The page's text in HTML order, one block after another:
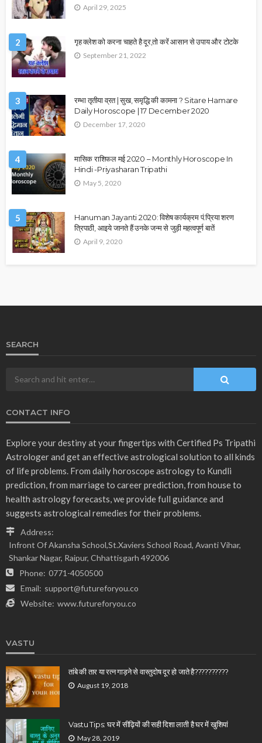
April 29, 2025
2 गृह क्लेश को करना चाहते है दूर,तो करें आसान से उपाय और टोटके
September 21, 2022
3
रम्भा तृतीया व्रत | सुख, समृद्धि की कामना ? Sitare Hamare
Daily Horoscope | 17 December 2020
December 17, 2020
4
मासिक राशिफल मई 2020 – Monthly Horoscope In
Hindi -Priyasharan Tripathi
May 5, 2020
5
Hanuman Jayanti 2020: विशेष कार्यक्रम पं.प्रिया शरण
त्रिपाठी, आइये जानते हैं उनके जन्म से जुड़ी महत्वपूर्ण बातें
April 9, 2020
SEARCH
CONTACT INFO
Explore your destiny at your fingertips with Certified Ps Tripathi
Astrologer and get an effective astrological solution to all kinds
of life problems. From daily horoscope astrology to Kundli
prediction, from marriage to career prediction, from house to
health astrology forecasts, we provide full guidance and
suggests astrological remedies for their problems.
Address:
Infront Of Akansha School,St.Xaviers School Road, Avanti Vihar,
Shankar Nagar, Raipur, Chhattisgarh 492006
Phone: 0771-4050500
Email: support@futureforyou.co
Website: www.futureforyou.co
VASTU
तांबे की तार या रत्न गाड़ने से वास्तुदोष दूर हो जाते है??????????
August 19, 2018
Vastu Tips: घर में सीढ़ियों की सही दिशा लाती है घर में खुशियां
May 28, 2019